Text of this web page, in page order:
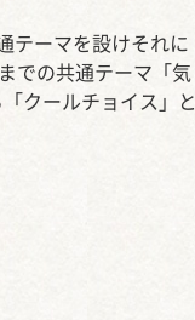
テーマを設けそれに
での共通テーマ「気
クールチョイス」と